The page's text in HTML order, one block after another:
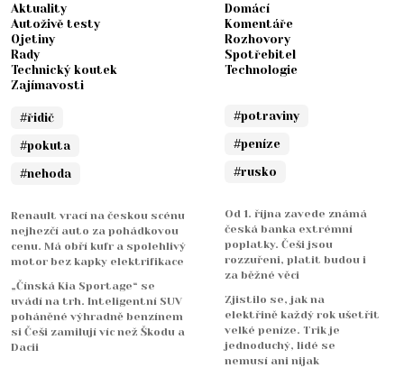
Aktuality
Autoživě testy
Ojetiny
Rady
Technický koutek
Zajímavosti
#řidič
#pokuta
#nehoda
Renault vrací na českou scénu
nejhezčí auto za pohádkovou
cenu. Má obří kufr a spolehlivý
motor bez kapky elektrifikace
„Čínská Kia Sportage“ se
uvádí na trh. Inteligentní SUV
poháněné výhradně benzínem
si Češi zamilují víc než Škodu a
Dacii
Domácí
Komentáře
Rozhovory
Spotřebitel
Technologie
#potraviny
#peníze
#rusko
Od 1. října zavede známá
česká banka extrémní
poplatky. Češi jsou
rozzuřeni, platit budou i
za běžné věci
Zjistilo se, jak na
elektřině každý rok ušetřit
velké peníze. Trik je
jednoduchý, lidé se
nemusí ani nijak